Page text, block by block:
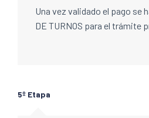
Una vez validado el pago se
DE TURNOS para el trámite
5º Etapa